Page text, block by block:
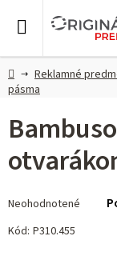
DomovReklamné
pásma
hodnotenie
produktu
Neohodnotené
Kód: P310.455